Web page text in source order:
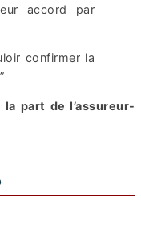
accord par
confirmer la
part de l’assureur-